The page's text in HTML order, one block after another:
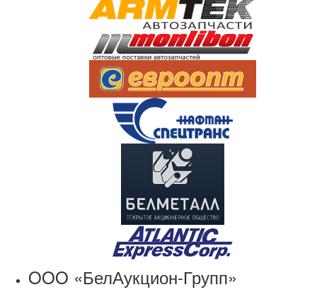
OOO «БелАукцион-Групп»